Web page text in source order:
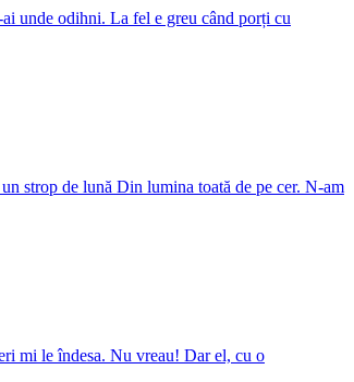
unde odihni. La fel e greu când porți cu
strop de lună Din lumina toată de pe cer. N-am
mi le îndesa. Nu vreau! Dar el, cu o